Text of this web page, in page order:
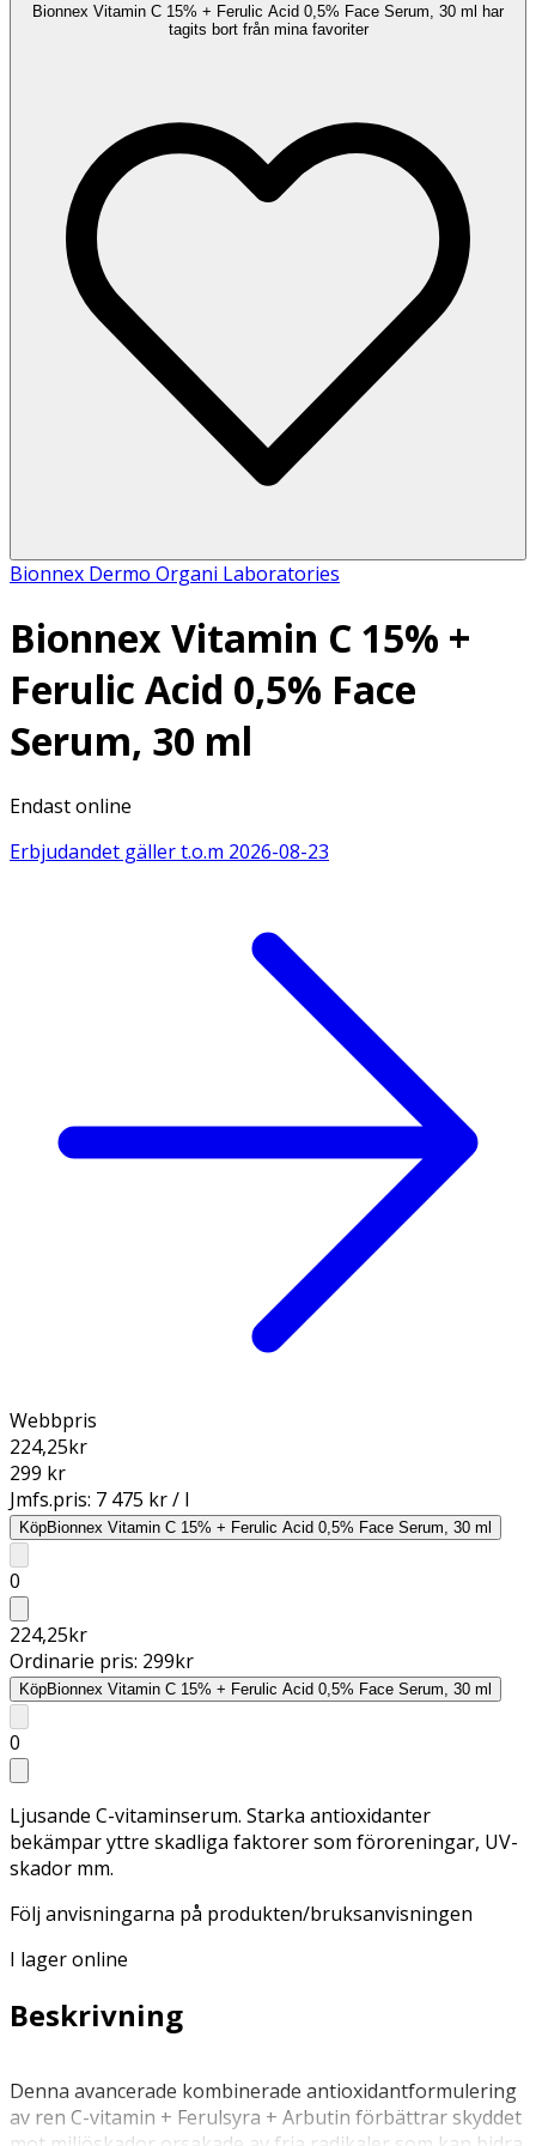
Bionnex Vitamin C 15% + Ferulic Acid 0,5% Face Serum, 30 ml har
tagits bort från mina favoriter
Bionnex Dermo Organi Laboratories
Bionnex Vitamin C 15% +
Ferulic Acid 0,5% Face
Serum, 30 ml
Endast online
Erbjudandet gäller t.o.m 2026-08-23
Webbpris
224,25kr
299 kr
Jmfs.pris: 7 475 kr / l
KöpBionnex Vitamin C 15% + Ferulic Acid 0,5% Face Serum, 30 ml
0
224,25kr
Ordinarie pris: 299kr
KöpBionnex Vitamin C 15% + Ferulic Acid 0,5% Face Serum, 30 ml
0
Ljusande C-vitaminserum. Starka antioxidanter
bekämpar yttre skadliga faktorer som föroreningar, UV-
skador mm.
Följ anvisningarna på produkten/bruksanvisningen
I lager online
Beskrivning
Denna avancerade kombinerade antioxidantformulering
av ren C-vitamin + Ferulsyra + Arbutin förbättrar skyddet